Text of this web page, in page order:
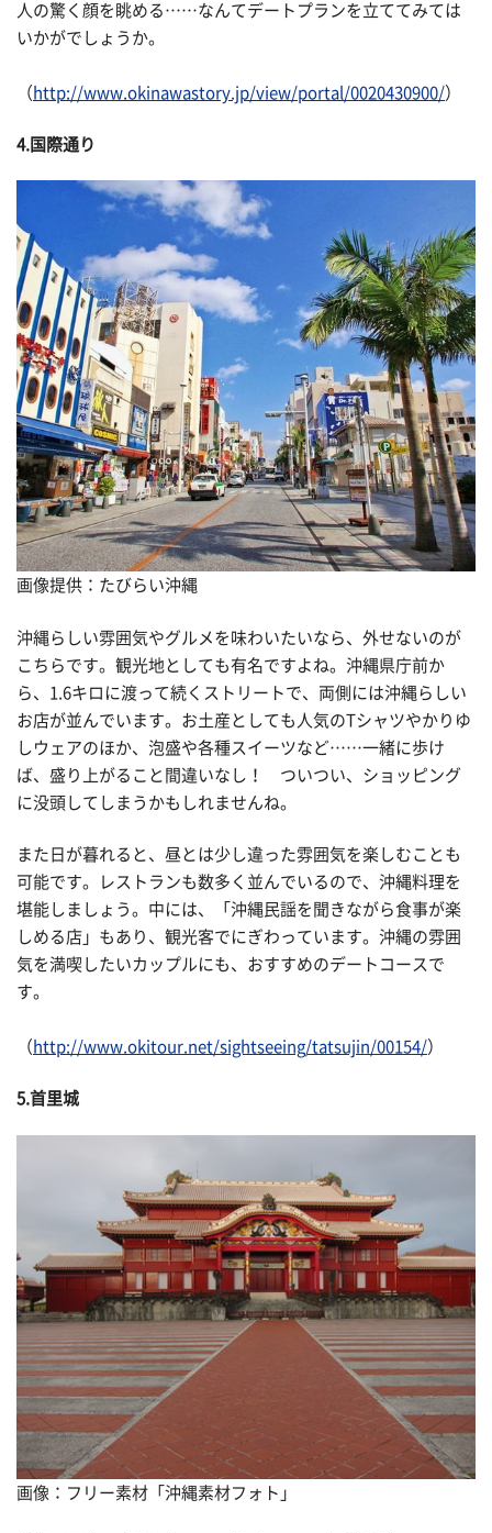
人の驚く顔を眺める……なんてデートプランを立ててみては
いかがでしょうか。
（ http://www.okinawastory.jp/view/portal/0020430900/）
4.国際通り
画像提供：たびらい沖縄
沖縄らしい雰囲気やグルメを味わいたいなら、外せないのが
こちらです。観光地としても有名ですよね。沖縄県庁前か
ら、1.6キロに渡って続くストリートで、両側には沖縄らしい
お店が並んでいます。お土産としても人気のTシャツやかりゆ
しウェアのほか、泡盛や各種スイーツなど……一緒に歩け
ば、盛り上がること間違いなし！ ついつい、ショッピング
に没頭してしまうかもしれませんね。
また日が暮れると、昼とは少し違った雰囲気を楽しむことも
可能です。レストランも数多く並んでいるので、沖縄料理を
堪能しましょう。中には、「沖縄民謡を聞きながら食事が楽
しめる店」もあり、観光客でにぎわっています。沖縄の雰囲
気を満喫したいカップルにも、おすすめのデートコースで
す。
（ http://www.okitour.net/sightseeing/tatsujin/00154/）
5.首里城
画像：フリー素材「沖縄素材フォト」